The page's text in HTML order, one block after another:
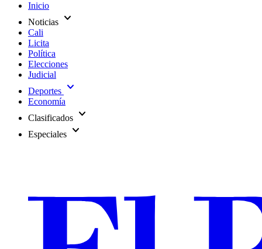
Inicio
Noticias expand_more
Cali
Licita
Política
Elecciones
Judicial
Deportes expand_more
Economía
Clasificados expand_more
Especiales expand_more